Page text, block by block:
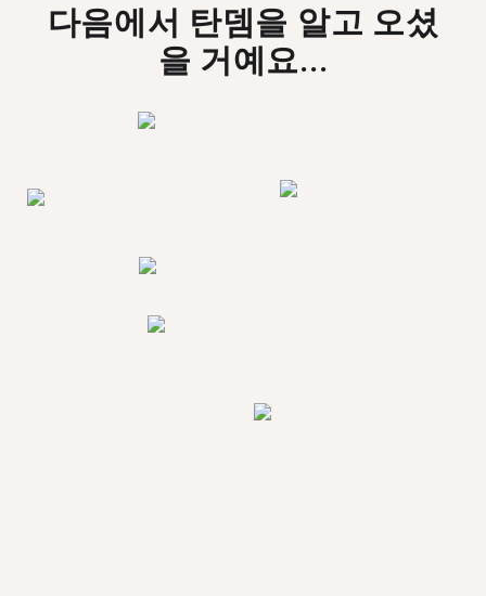
다음에서 탄뎀을 알고 오셨
을 거예요...